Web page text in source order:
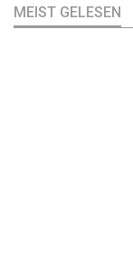
MEIST GELESEN